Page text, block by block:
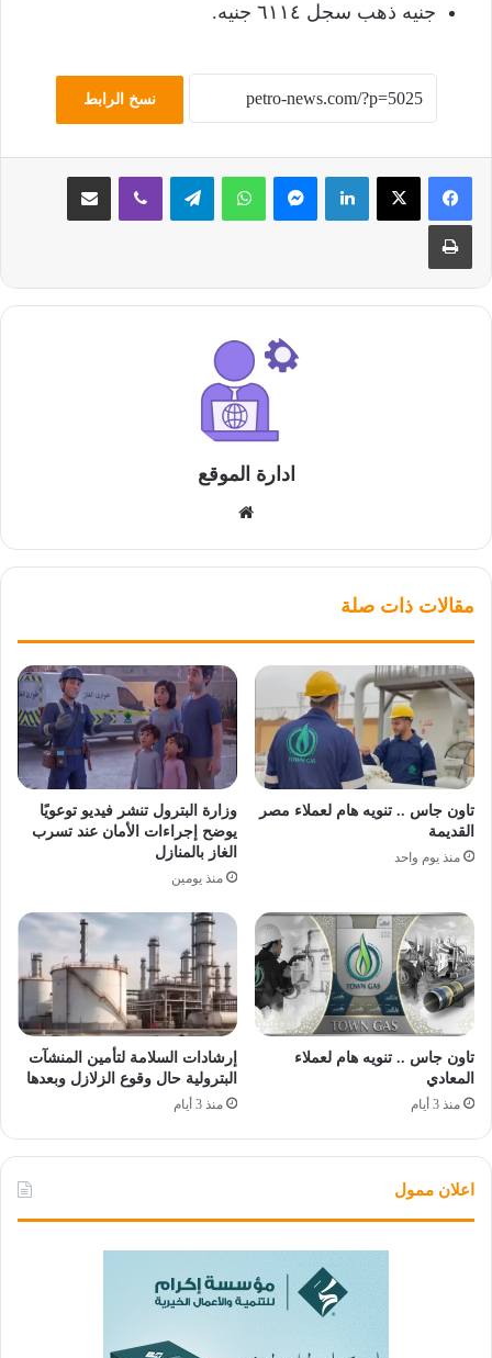
جنيه ذهب سجل ٦١١٤ جنيه.
نسخ الرابط
لينكدإن ماسنجر واتساب تيلقرام ڤايبر مشاركة عبر البريد
طباعة
ادارة الموقع
مقالات ذات صلة
تاون جاس .. تنويه هام لعملاء مصر
القديمة
منذ يوم واحد
وزارة البترول تنشر فيديو توعويًا
يوضح إجراءات الأمان عند تسرب
الغاز بالمنازل
منذ يومين
تاون جاس .. تنويه هام لعملاء
المعادي
منذ 3 أيام
إرشادات السلامة لتأمين المنشآت
البترولية حال وقوع الزلازل وبعدها
منذ 3 أيام
اعلان ممول